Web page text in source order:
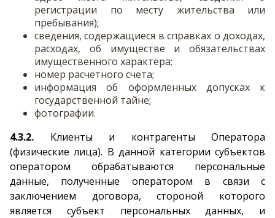
регистрации по месту жительства или
пребывания);
сведения, содержащиеся в справках о доходах,
расходах, об имуществе и обязательствах
имущественного характера;
номер расчетного счета;
информация об оформленных допусках к
государственной тайне;
фотографии.
4.3.2. Клиенты и контрагенты Оператора
(физические лица). В данной категории субъектов
оператором обрабатываются персональные
данные, полученные оператором в связи с
заключением договора, стороной которого
является субъект персональных данных, и